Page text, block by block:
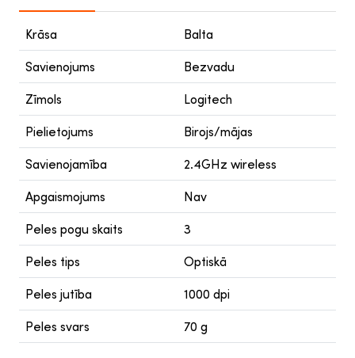
Krāsa Balta
Savienojums Bezvadu
Zīmols Logitech
Pielietojums Birojs/mājas
Savienojamība 2.4GHz wireless
Apgaismojums Nav
Peles pogu skaits 3
Peles tips Optiskā
Peles jutība 1000 dpi
Peles svars 70 g